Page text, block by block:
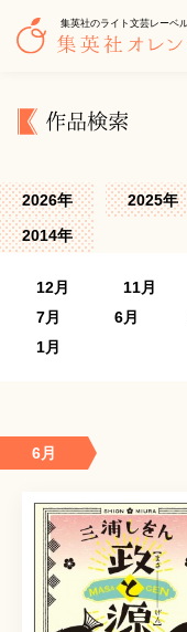
集英社のライト文芸レーベ
作品検索
2026年 2025年
2014年
12月 11月
7月
6月
1月
6月